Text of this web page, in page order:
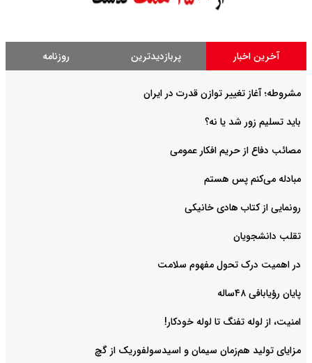
آخرین اخبار پربازدیدترین روزنامه
مشروطه؛ آغاز تغییر توازن قدرت در ایران
باید تسلیم زور شد یا نه؟
مصائب دفاع از حریم افکار عمومی
مبادله می‌کنم پس هستم
رونمایی از کتاب هادی خانیکی
‌تقلب دانشجویان
در اهمیت درک تحول مفهوم سلامت
پایان رؤیابافی ۴۸ساله
امنیت، از لوله تفنگ تا ‌لوله خودکار!
مزایای تولید هم‌زمان سیمان و اسیدسولفوریک از گچ